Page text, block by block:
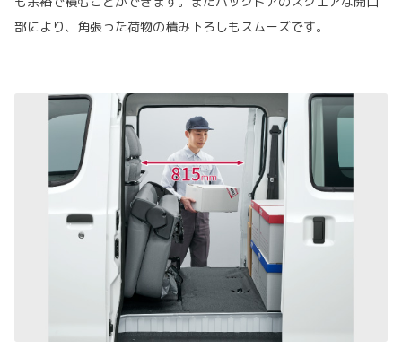
部により、角張った荷物の積み下ろしもスムーズです。